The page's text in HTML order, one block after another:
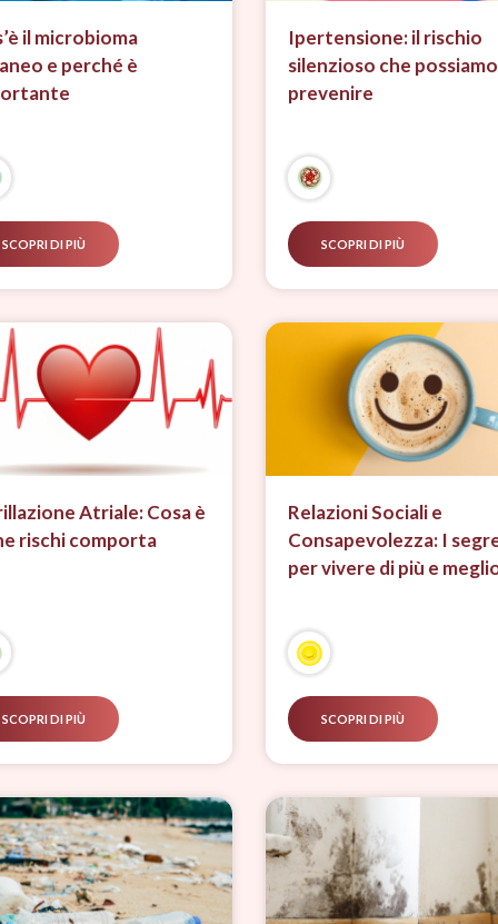
il microbioma
e perché è
SCOPRI DI PIÙ
Ipertensione: il rischio
silenzioso che possiamo
prevenire
SCOPRI DI PIÙ
Atriale: Cosa è
rischi comporta
SCOPRI DI PIÙ
Relazioni Sociali e
Consapevolezza: I
per vivere di più e
SCOPRI DI PIÙ